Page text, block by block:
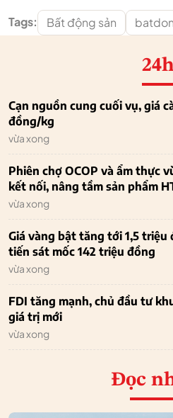
Tags: Bất động sản
Cạn nguồn cung cuối vụ, giá
đồng/kg
vừa xong
Phiên chợ OCOP và ẩm thực
kết nối, nâng tầm sản phẩm
vừa xong
Giá vàng bật tăng tới 1,5
tiến sát mốc 142 triệu đồng
vừa xong
FDI tăng mạnh, chủ đầu tư
giá trị mới
vừa xong
Đọc